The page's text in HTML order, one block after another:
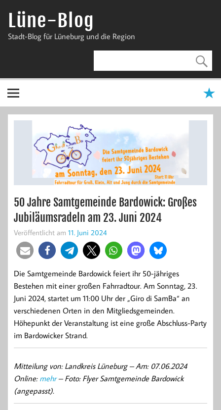
InhaltLüne-Blog
Stadt-Blog für Lüneburg und die Region
50 Jahre Samtgemeinde Bardowick: Großes
Jubiläumsradeln am 23. Juni 2024
Veröffentlicht am 11. Juni 2024
Die Samtgemeinde Bardowick feiert ihr 50-jähriges
Bestehen mit einer großen Fahrradtour. Am Sonntag, 23.
Juni 2024, startet um 11:00 Uhr der „Giro di SamBa“ an
verschiedenen Orten in den Mitgliedsgemeinden.
Höhepunkt der Veranstaltung ist eine große Abschluss-Party
im Bardowicker Strand.
Mitteilung von: Landkreis Lüneburg –Am: 07.06.2024
Online: mehr– Foto: Flyer Samtgemeinde Bardowick
(angepasst).